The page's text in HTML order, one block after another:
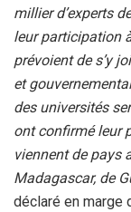
millier d’experts
leur participation
prévoient de s’y
et
des universités
ont confirmé leur
viennent de pays
Madagascar, de
déclaré en marge